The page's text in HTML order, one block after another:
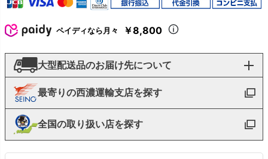
ペイディなら月々 ￥8,800
大型配送品のお届け先について
最寄りの西濃運輸支店を探す
全国の取り扱い店を探す